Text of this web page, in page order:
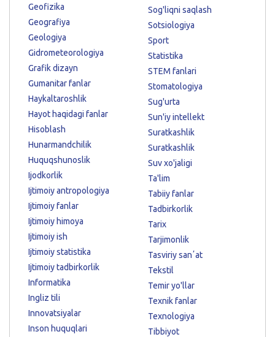
Geofizika
Geografiya
Geologiya
Gidrometeorologiya
Grafik dizayn
Gumanitar fanlar
Haykaltaroshlik
Hayot haqidagi fanlar
Hisoblash
Hunarmandchilik
Huquqshunoslik
Ijodkorlik
Ijtimoiy antropologiya
Ijtimoiy fanlar
Ijtimoiy himoya
Ijtimoiy ish
Ijtimoiy statistika
Ijtimoiy tadbirkorlik
Informatika
Ingliz tili
Innovatsiyalar
Inson huquqlari
Sog'liqni saqlash
Sotsiologiya
Sport
Statistika
STEM fanlari
Stomatologiya
Sug'urta
Sun'iy intellekt
Suratkashlik
Suratkashlik
Suv xo'jaligi
Ta'lim
Tabiiy fanlar
Tadbirkorlik
Tarix
Tarjimonlik
Tasviriy sanʼat
Tekstil
Temir yo'llar
Texnik fanlar
Texnologiya
Tibbiyot